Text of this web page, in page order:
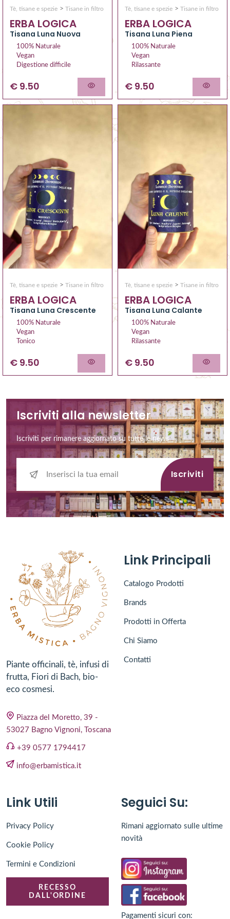
Tè, tisane e spezie > Tisane in filtro
ERBA LOGICA
Tisana Luna Nuova
100% Naturale
Vegan
Digestione difficile
€ 9.50
Tè, tisane e spezie > Tisane in filtro
ERBA LOGICA
Tisana Luna Piena
100% Naturale
Vegan
Rilassante
€ 9.50
Tè, tisane e spezie > Tisane in filtro
ERBA LOGICA
Tisana Luna Crescente
100% Naturale
Vegan
Tonico
€ 9.50
Tè, tisane e spezie > Tisane in filtro
ERBA LOGICA
Tisana Luna Calante
100% Naturale
Vegan
Rilassante
€ 9.50
Iscriviti alla newsletter
Iscriviti per rimanere aggiornato su tutte le news
Iscriviti
Piante officinali, tè, infusi di
frutta, Fiori di Bach, bio-
eco cosmesi.
Piazza del Moretto, 39 -
53027 Bagno Vignoni, Toscana
+39 0577 1794417
info@erbamistica.it
Link Principali
Catalogo Prodotti
Brands
Prodotti in Offerta
Chi Siamo
Contatti
Link Utili
Privacy Policy
Cookie Policy
Termini e Condizioni
RECESSO
DALL'ORDINE
Seguici Su:
Rimani aggiornato sulle ultime
novità
Pagamenti sicuri con: